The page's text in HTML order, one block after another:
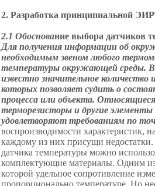
2. Разработка принципиальной
2.1 Обоснование выбора датчиков
Для получения информации об
необходимым звеном любого
температуры окружающей среды.
известно значительное количество
которых позволяет судить о
процесса или объекта.
терморезисторы и другие
удовлетворяют требованиям по
воспроизводимости характеристик,
каждому из них присущи
датчика температуры можно
комплектующие материалы. Одним из
которой удельное сопротивление